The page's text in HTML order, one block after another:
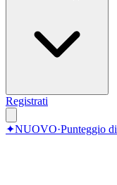
Registrati
✦NUOVO·Punteggio